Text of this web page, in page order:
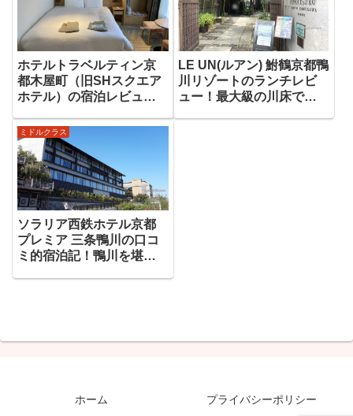
ホテルトラベルティン京
都木屋町（旧SHスクエア
ホテル）の宿泊レビュ
観光に便利
LE UN(ルアン) 鮒鶴京都鴨
川リゾートのランチレビ
ュー！最大級の川床で京
ミドルクラス
ソラリア西鉄ホテル京都
プレミア 三条鴨川の口コ
ミ的宿泊記！鴨川を堪能
ホーム
プライバシーポリシー